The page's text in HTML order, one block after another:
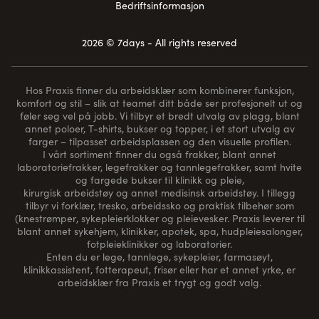
Bedriftsinformasjon
2026 © 7days - All rights reserved
Hos Praxis finner du arbeidsklær som kombinerer funksjon,
komfort og stil – slik at teamet ditt både ser profesjonelt ut og
føler seg vel på jobb. Vi tilbyr et bredt utvalg av plagg, blant
annet poloer, T-shirts, bukser og topper, i et stort utvalg av
farger – tilpasset arbeidsplassen og den visuelle profilen.
I vårt sortiment finner du også frakker, blant annet
laboratoriefrakker, legefrakker og tannlegefrakker, samt hvite
og fargede bukser til klinikk og pleie,
kirurgisk arbeidstøy og annet medisinsk arbeidstøy. I tillegg
tilbyr vi forklær, tresko, arbeidssko og praktisk tilbehør som
(knestrømper, sykepleierklokker og pleievesker. Praxis leverer til
blant annet sykehjem, klinikker, apotek, spa, hudpleiesalonger,
fotpleieklinikker og laboratorier.
Enten du er lege, tannlege, sykepleier, farmasøyt,
klinikkassistent, fotterapeut, frisør eller har et annet yrke, er
arbeidsklær fra Praxis et trygt og godt valg.